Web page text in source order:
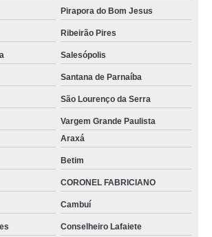
comprar Resende
Montes Claros
Bernardo
encontrar Itaboraí
e secagem encontrar Itabirito
e secagem Taboão da Serra
secagem e esterilização Sobradinho II
Cotia
Pirapora do Bom Jesus
Ribeirão Pires
Salesópolis
Santana de Parnaíba
São Lourenço da Serra
Vargem Grande Paulista
Araxá
Betim
CORONEL FABRICIANO
Cambuí
Conselheiro Lafaiete